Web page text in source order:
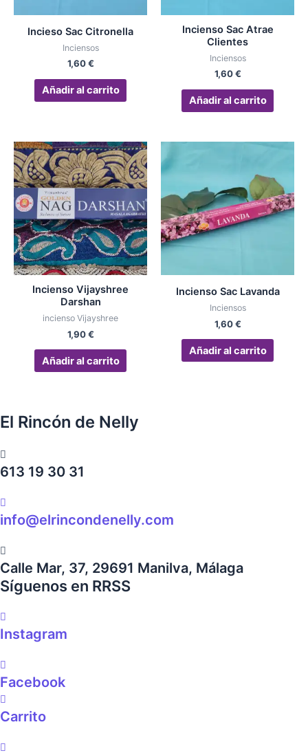
Incieso Sac Citronella
Inciensos
1,60€
Añadir al carrito
Incienso Sac Atrae
Clientes
Inciensos
1,60€
Añadir al carrito
Incienso Vijayshree
Darshan
incienso Vijayshree
1,90€
Añadir al carrito
Incienso Sac Lavanda
Inciensos
1,60€
Añadir al carrito
El Rincón de Nelly
613 19 30 31
info@elrincondenelly.com
Calle Mar, 37, 29691 Manilva, Málaga
Síguenos en RRSS
Instagram
Facebook
Carrito